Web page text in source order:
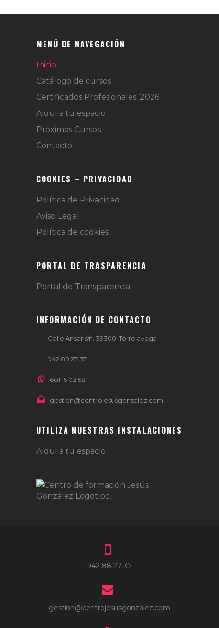
MENÚ DE NAVEGACIÓN
Inicio
Catálogo de cursos
Certificados Profesionales. 2026
Alquila tu espacio
Próximos Cursos
Contacto
COOKIES – PRIVACIDAD
Política de Privacidad
Aviso Legal
Política de cookies
PORTAL DE TRASPARENCIA
Portal de Transparencia
INFORMACIÓN DE CONTACTO
Calle Ansar s/n. 39300-Torrelavega
942 88 27 37
601 15 02 58
gestion@centrojesusgonzalez.com
UTILIZA NUESTRAS INSTALACIONES
Alquila tu espacio
942 88 27 37
gestion@centrojesusgonzalez.com